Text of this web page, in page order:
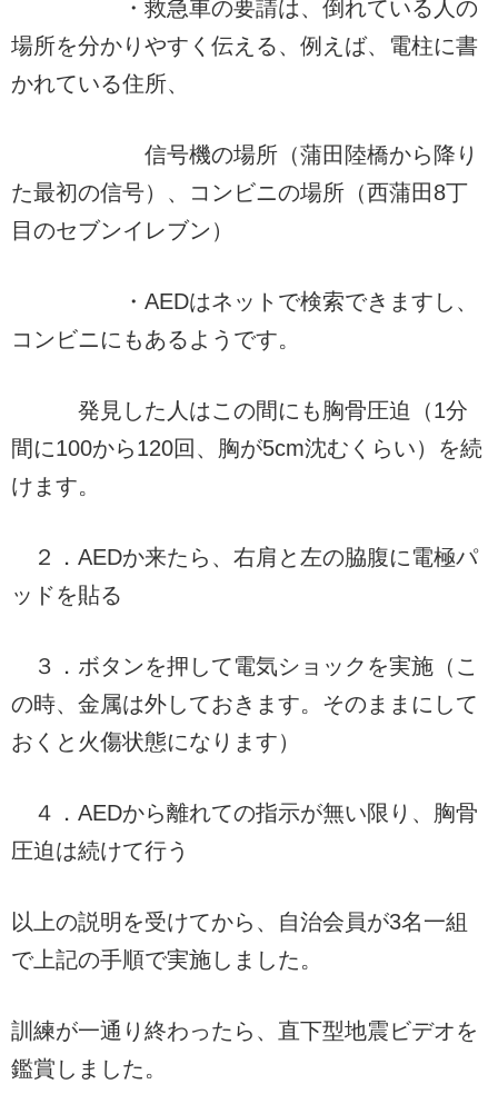
・救急車の要請は、倒れている人の
場所を分かりやすく伝える、例えば、電柱に書
かれている住所、
信号機の場所（蒲田陸橋から降り
た最初の信号）、コンビニの場所（西蒲田8丁
目のセブンイレブン）
・AEDはネットで検索できますし、
コンビニにもあるようです。
発見した人はこの間にも胸骨圧迫（1分
間に100から120回、胸が5cm沈むくらい）を続
けます。
２．AEDか来たら、右肩と左の脇腹に電極パ
ッドを貼る
３．ボタンを押して電気ショックを実施（こ
の時、金属は外しておきます。そのままにして
おくと火傷状態になります）
４．AEDから離れての指示が無い限り、胸骨
圧迫は続けて行う
以上の説明を受けてから、自治会員が3名一組
で上記の手順で実施しました。
訓練が一通り終わったら、直下型地震ビデオを
鑑賞しました。